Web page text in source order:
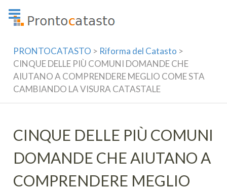
PRONTOCATASTO > Riforma del Catasto >
CINQUE DELLE PIÙ COMUNI DOMANDE CHE
AIUTANO A COMPRENDERE MEGLIO COME STA
CAMBIANDO LA VISURA CATASTALE
CINQUE DELLE PIÙ COMUNI
DOMANDE CHE AIUTANO A
COMPRENDERE MEGLIO